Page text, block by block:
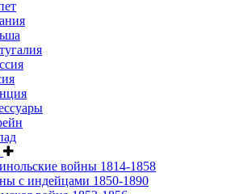
войны 1814-1858
с индейцами 1850-1890